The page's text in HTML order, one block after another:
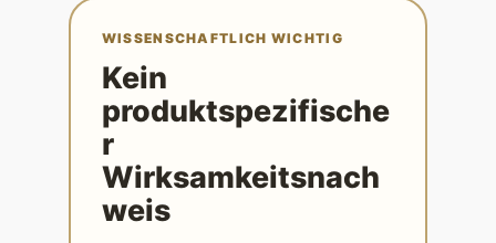
WISSENSCHAFTLICH WICHTIG
Kein
produktspezifische
r
Wirksamkeitsnach
weis